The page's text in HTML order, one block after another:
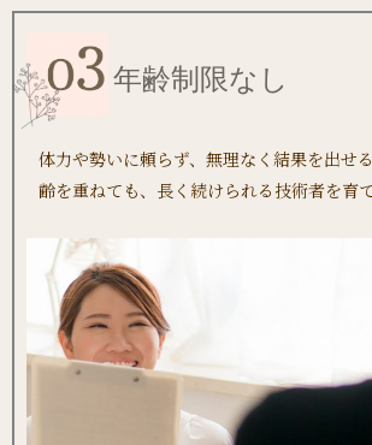
年齢制限なし
体力や勢いに頼らず、無理なく結果を出せ
齢を重ねても、長く続けられる技術者を育て